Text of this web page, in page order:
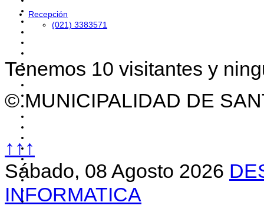
Recepción
(021) 3383571
Tenemos 10 visitantes y
© MUNICIPALIDAD DE
↑↑↑
Sábado, 08 Agosto 2026
INFORMATICA